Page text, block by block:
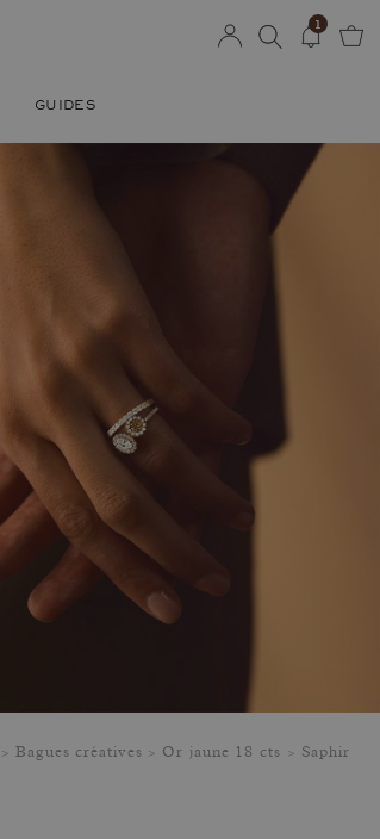
GUIDES
1
Bagues créatives Or jaune 18 cts Saphir